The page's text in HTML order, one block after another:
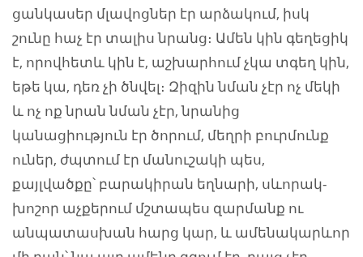
ցանկասեր մլավոցներ էր արձակում, իսկ
շունը հաչ էր տալիս նրանց։ Ամեն կին գեղեցիկ
է, որովհետև կին է, աշխարհում չկա տգեղ կին,
եթե կա, դեռ չի ծնվել։ Զիզին նման չէր ոչ մեկի
և ոչ ոք նրան նման չէր, նրանից
կանացիություն էր ծորում, մեղրի բուրմունք
ուներ, ժպտում էր մանուշակի պես,
քայլվածքը՝ բարակիրան եղնարի, սևորակ-
խոշոր աչքերում մշտապես զարմանք ու
անպատասխան հարց կար, և ամենակարևոր